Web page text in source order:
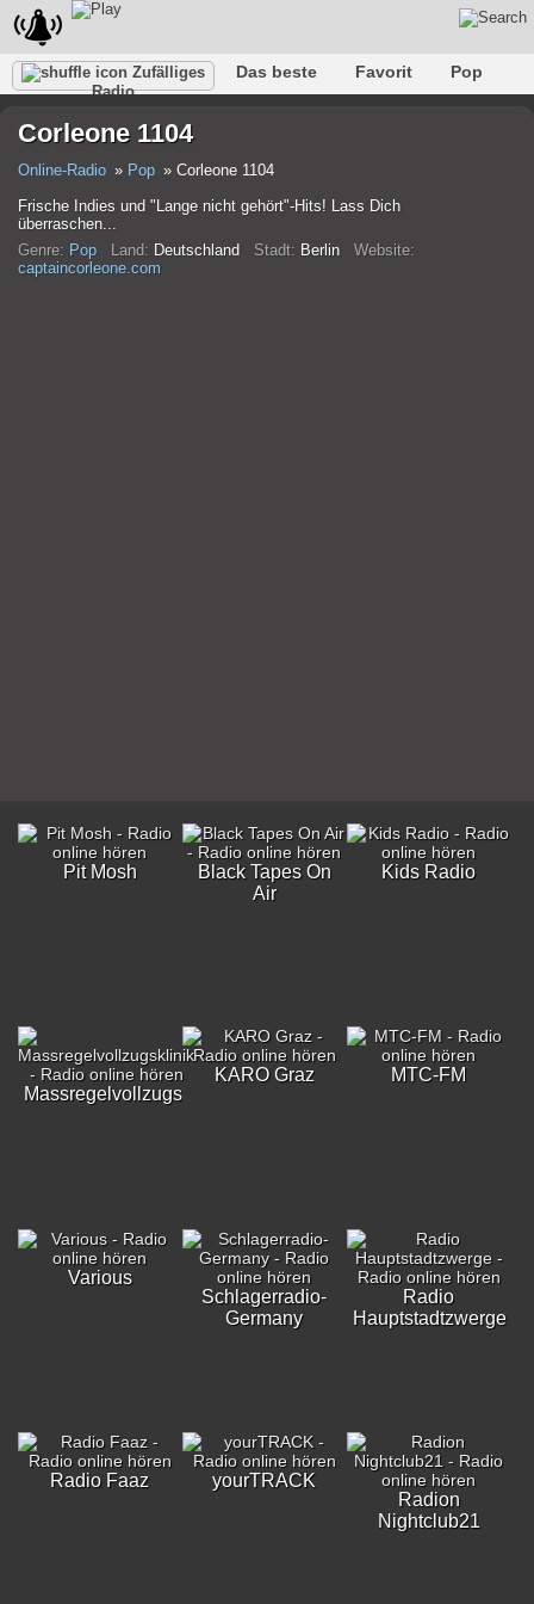
Zufälliges
Radio
Das beste Favorit
Pop
Rap
Trans Falk
Corleone 1104
Online-Radio Pop
Corleone 1104
Frische Indies und "Lange nicht gehört"-Hits! Lass Dich
überraschen...
Genre: Pop Land: Deutschland Stadt: Berlin Website:
captaincorleone.com
Pit Mosh
Black Tapes On
Air
Kids Radio
Massregelvollzugsklinik
KARO Graz MTC-FM
Various
Schlagerradio-
Germany
Radio
Hauptstadtzwerge
Radio Faaz
yourTRACK
Radion
Nightclub21